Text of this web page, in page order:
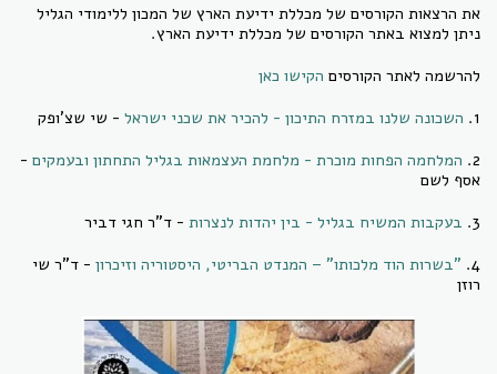
את הרצאות הקורסים של מכללת ידיעת הארץ של המכון ללימודי הגליל
ניתן למצוא באתר הקורסים של מכללת ידיעת הארץ.
להרשמה לאתר הקורסים הקישו כאן
1. השכונה שלנו במזרח התיכון - להכיר את שכני ישראל - שי שצ'ופק
2. המלחמה הפחות מוכרת - מלחמת העצמאות בגליל התחתון ובעמקים -
אסף לשם
3. בעקבות המשיח בגליל - בין יהדות לנצרות - ד"ר חגי דביר
4. "בשרות הוד מלכותו" – המנדט הבריטי, היסטוריה וזיכרון - ד"ר שי
רוזן